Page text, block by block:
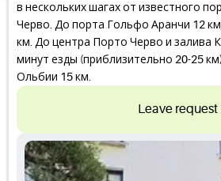
в нескольких шагах от известного
Черво. До порта Гольфо Аранчи 12
км. До центра Порто Черво и залива
минут езды (приблизительно 20-25
Ольбии 15 км.
Leave request